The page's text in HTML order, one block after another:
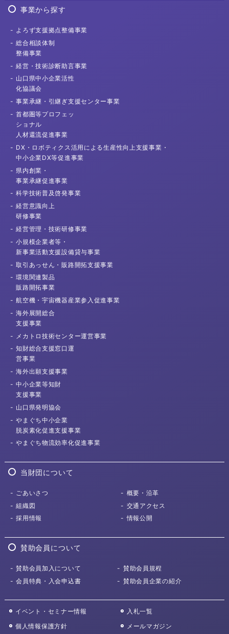
事業から探す
よろず支援拠点整備事業
総合相談体制
整備事業
経営・技術診断助言事業
山口県中小企業活性
化協議会
事業承継・ 引継ぎ支援センター事業
首都圏等プロフェッ
ショナル
人材還流促進事業
DX・ロボティクス活用による生産性向上支援事業・
中小企業DX等促進事業
県内創業・
事業承継促進事業
科学技術普及啓発事業
経営意識向上
研修事業
経営管理・ 技術研修事業
小規模企業者等・
新事業活動支援設備貸与事業
取引あっせん・販路開拓支援事業
環境関連製品
販路開拓事業
航空機・宇宙機器産業参入促進事業
海外展開総合
支援事業
メカトロ技術センター運営事業
知財総合支援窓口運
営事業
海外出願支援事業
中小企業等知財
支援事業
山口県発明協会
やまぐち中小企業
脱炭素化促進支援事業
やまぐち物流効率化促進事業
当財団について
ごあいさつ
概要・沿革
組織図
交通アクセス
採用情報
情報公開
賛助会員について
賛助会員加入について
賛助会員規程
会員特典・入会申込書
賛助会員企業の紹介
イベント・セミナー情報
入札一覧
個人情報保護方針
メールマガジン